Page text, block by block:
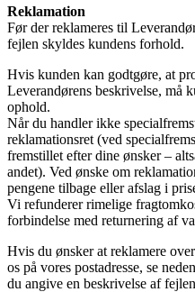
Reklamation
Før der reklameres til
fejlen skyldes kundens forhold.
Hvis kunden kan godtgøre, at
Leverandørens beskrivelse, må
ophold.
Når du handler ikke
reklamationsret (ved
fremstillet efter dine ønsker –
andet). Ved ønske om
pengene tilbage eller afslag i
Vi refunderer rimelige
forbindelse med returnering af
Hvis du ønsker at reklamere
os på vores postadresse, se
du angive en beskrivelse af